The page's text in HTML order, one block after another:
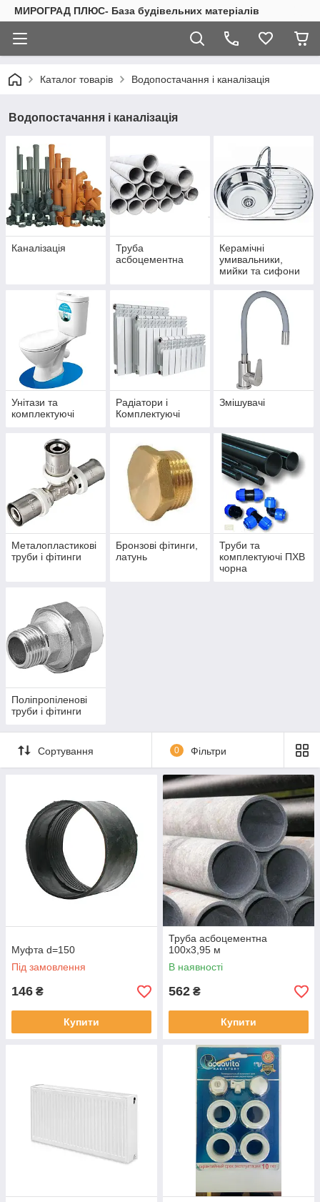
МИРОГРАД ПЛЮС- База будівельних матеріалів
Каталог товарів Водопостачання і каналізація
Водопостачання і каналізація
Каналізація
Труба
асбоцементна
Керамічні
умивальники,
мийки та сифони
Унітази та
комплектуючі
Радіатори і
Комплектуючі
Змішувачі
Металопластикові
труби і фітинги
Бронзові фітинги,
латунь
Труби та
комплектуючі ПХВ
чорна
Поліпропіленові
труби і фітинги
Сортування 0 Фільтри
Муфта d=150
Під замовлення
146 ₴
Купити
Труба асбоцементна
100х3,95 м
В наявності
562 ₴
Купити